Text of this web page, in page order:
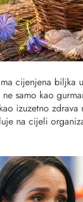
cijenjena biljka
samo kao
izuzetno zdrava
na cijeli